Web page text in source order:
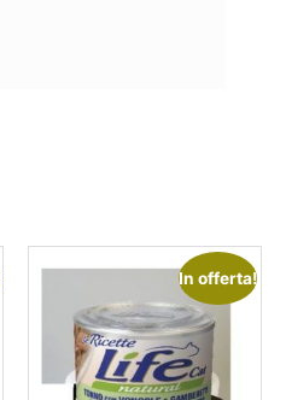
In offerta!